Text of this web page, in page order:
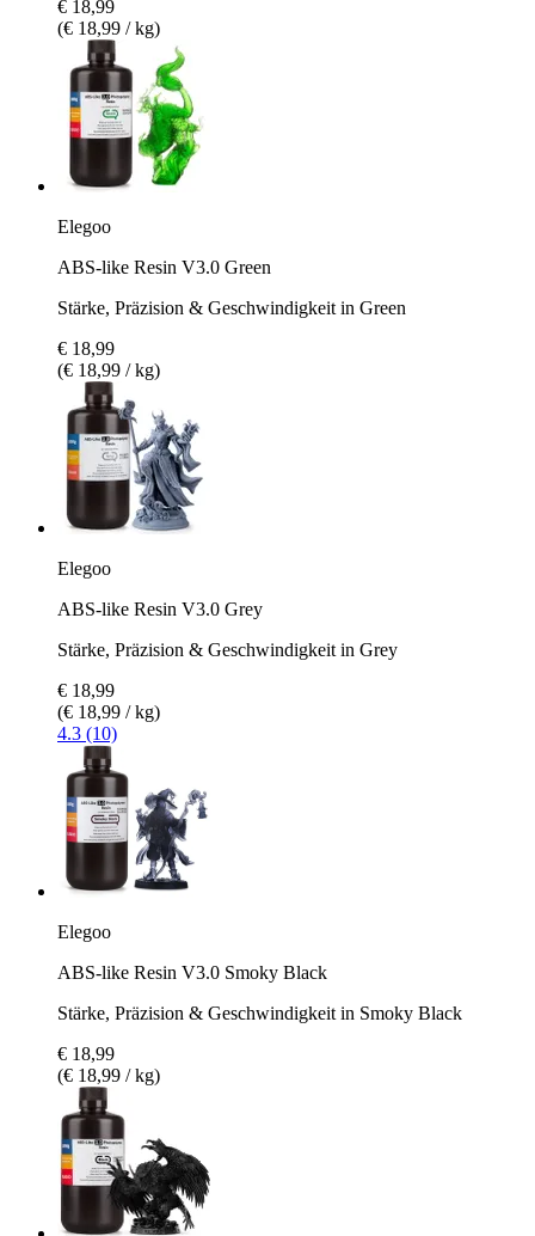
€ 18,99
(€ 18,99 / kg)
Elegoo
ABS-like Resin V3.0 Green
Stärke, Präzision & Geschwindigkeit in Green
€ 18,99
(€ 18,99 / kg)
Elegoo
ABS-like Resin V3.0 Grey
Stärke, Präzision & Geschwindigkeit in Grey
€ 18,99
(€ 18,99 / kg)
4.3 (10)
Elegoo
ABS-like Resin V3.0 Smoky Black
Stärke, Präzision & Geschwindigkeit in Smoky Black
€ 18,99
(€ 18,99 / kg)